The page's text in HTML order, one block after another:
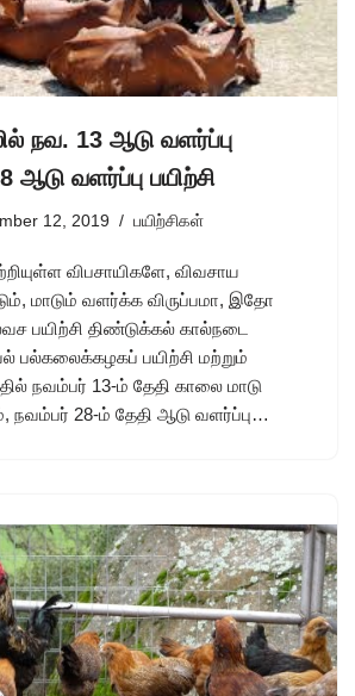
நவ. 13 ஆடு வளர்ப்பு
ஆடு வளர்ப்பு பயிற்சி
12, 2019 பயிற்சிகள்
விபசாயிகளே, விவசாய
மாடும் வளர்க்க விருப்பமா, இதோ
பயிற்சி திண்டுக்கல் கால்நடை
பல்கலைக்கழகப் பயிற்சி மற்றும்
நவம்பர் 13-ம் தேதி காலை மாடு
நவம்பர் 28-ம் தேதி ஆடு வளர்ப்பு…